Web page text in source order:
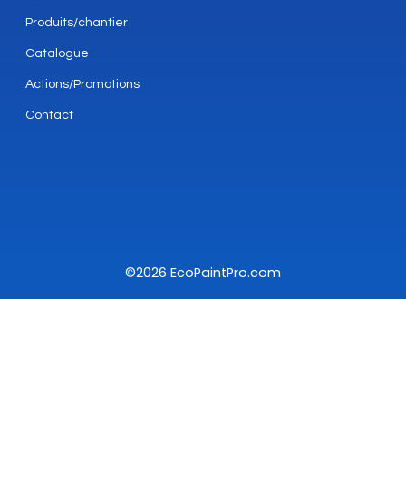
Produits/chantier
Catalogue
Actions/Promotions
Contact
©2026 EcoPaintPro.com